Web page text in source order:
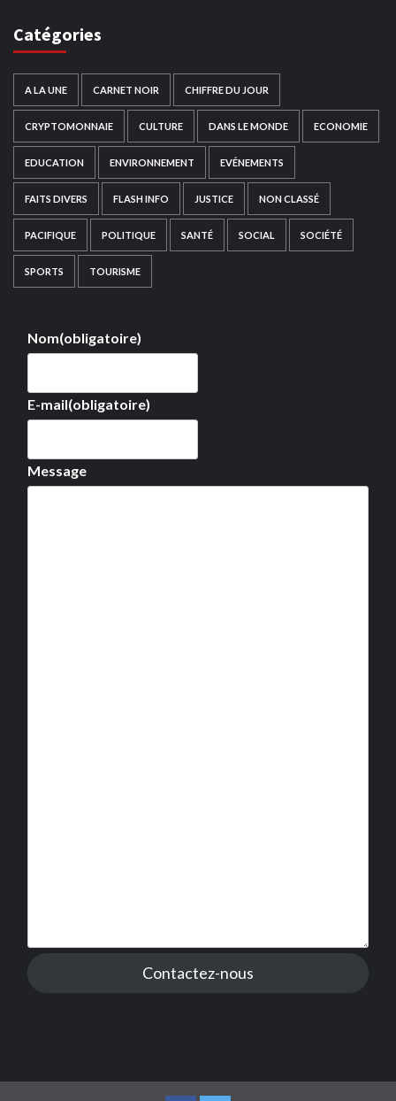
Catégories
A LA UNE CARNET NOIR CHIFFRE DU JOUR
CRYPTOMONNAIE CULTURE DANS LE MONDE ECONOMIE
EDUCATION ENVIRONNEMENT EVÉNEMENTS
FAITS DIVERS FLASH INFO JUSTICE NON CLASSÉ
PACIFIQUE POLITIQUE SANTÉ SOCIAL SOCIÉTÉ
SPORTS TOURISME
Nom(obligatoire)
E-mail(obligatoire)
Message
Contactez-nous